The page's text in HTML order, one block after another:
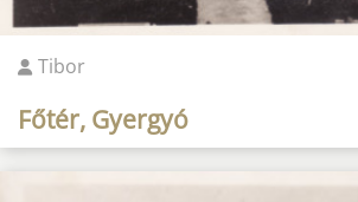
Tibor
Főtér, Gyergyó